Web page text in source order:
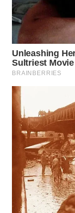
WN
LANGKAT
WN
TAPANULI
TANJUNG
LESUNG
WN
KARO
WN
SIMALUNGUN